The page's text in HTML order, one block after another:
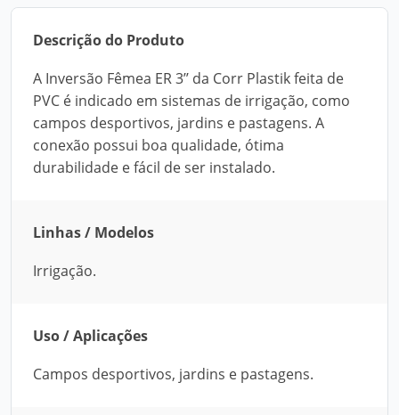
Descrição do Produto
A Inversão Fêmea ER 3’’ da Corr Plastik feita de
PVC é indicado em sistemas de irrigação, como
campos desportivos, jardins e pastagens. A
conexão possui boa qualidade, ótima
durabilidade e fácil de ser instalado.
Linhas / Modelos
Irrigação.
Uso / Aplicações
Campos desportivos, jardins e pastagens.